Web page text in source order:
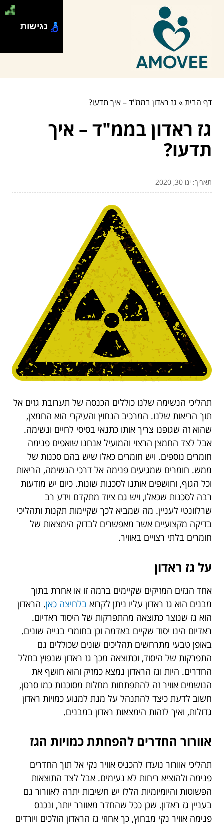
דף הבית» גז ראדון בממ"ד – איך תדעו?
גז ראדון בממ"ד – איך
תדעו?
תאריך: ינו 30, 2020
תהליכי הנשימה שלנו כוללים הכנסה של תערובת גזים אל
תוך הריאות שלנו. המרכיב הנחוץ והעיקרי הוא החמצן,
שהוא זה שגופנו צריך אותו כתנאי בסיסי לחיים ונשימה.
אבל לצד החמצן הרצוי והמועיל אנחנו שואפים פנימה
חומרים נוספים. ויש חומרים כאלו שיש בהם סכנות של
ממש. חומרים שמגיעים פנימה אל דרכי הנשימה, הריאות
וכל הגוף, וחושפים אותנו לסכנות שונות. כיום יש מודעות
רבה לסכנות שכאלו, ויש גם ציוד מתקדם וידע רב
שרלוונטי לעניין. מה שמביא לכך שקיימות תקנות ותהליכי
בדיקה מקצועיים אשר מאפשרים לבדוק הימצאות של
חומרים בלתי רצויים באוויר.
על גז ראדון
אחד הגזים המזיקים שקיימים ברמה זו או אחרת בתוך
מבנים הוא גז ראדון עליו ניתן לקרוא בלחיצה כאן. הראדון
הוא גז שנוצר כתוצאה מהתפרקות של היסוד ראדיום.
ראדיום הינו יסוד שקיים באדמה וכן בחומרי בנייה שונים.
באופן טבעי מתרחשים תהליכים שונים שכוללים גם
התפרקות של היסוד, וכתוצאה מכך גז ראדון שנפוץ בחלל
החדרים. היות וגז הראדון נמצא כמזיק והוא חושף את
הנושמים אוויר זה להתפתחות מחלות מסוכנות כמו סרטן,
חשוב לדעת כיצד להתנהל על מנת למנוע כמויות ראדון
גדולות, ואיך לזהות הימצאות ראדון במבנים.
אוורור החדרים להפחתת כמויות הגז
תהליכי אוורור נועדו להכניס אוויר נקי אל תוך החדרים
פנימה ולהוציא ריחות לא נעימים. אבל לצד התוצאות
הפשוטות והיומיומיות הללו יש חשיבות יתרה לאוורור גם
בעניין גז ראדון. שכן ככל שהחדר מאוורר יותר, ונכנס
פנימה אוויר נקי מבחוץ, כך אחוזי גז הראדון הולכים ויורדים
נגישות